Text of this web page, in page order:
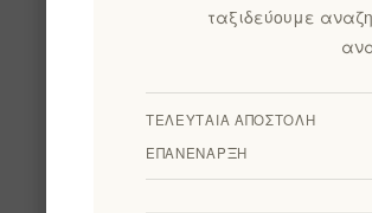
ταξιδεύουμε
ΤΕΛΕΥΤΑΊΑ ΑΠΟΣΤΟΛΉ
ΕΠΑΝΈΝΑΡΞΗ